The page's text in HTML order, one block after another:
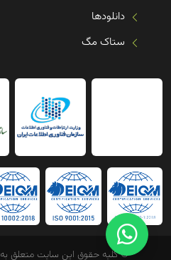
دانلودها
ستاک مگ
© کلیه حقوق این سایت متعلق به